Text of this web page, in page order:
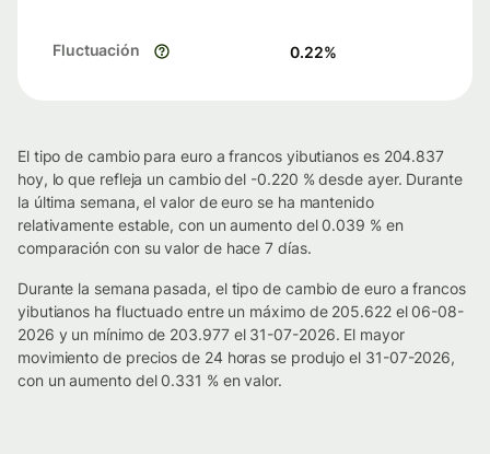
Fluctuación 0.22%
El tipo de cambio para euro a francos yibutianos es 204.837
hoy, lo que refleja un cambio del -0.220 % desde ayer. Durante
la última semana, el valor de euro se ha mantenido
relativamente estable, con un aumento del 0.039 % en
comparación con su valor de hace 7 días.
Durante la semana pasada, el tipo de cambio de euro a francos
yibutianos ha fluctuado entre un máximo de 205.622 el 06-08-
2026 y un mínimo de 203.977 el 31-07-2026. El mayor
movimiento de precios de 24 horas se produjo el 31-07-2026,
con un aumento del 0.331 % en valor.